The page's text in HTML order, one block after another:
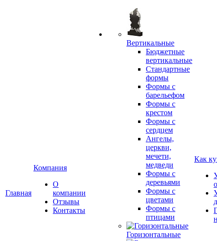
Главная
Компания
О
компании
Отзывы
Контакты
Вертикальные
Бюджетные
вертикальные
Стандартные
формы
Формы с
барельефом
Формы с
крестом
Формы с
сердцем
Ангелы,
церкви,
мечети,
медведи
Формы с
деревьями
Формы с
цветами
Формы с
птицами
Горизонтальные
Как